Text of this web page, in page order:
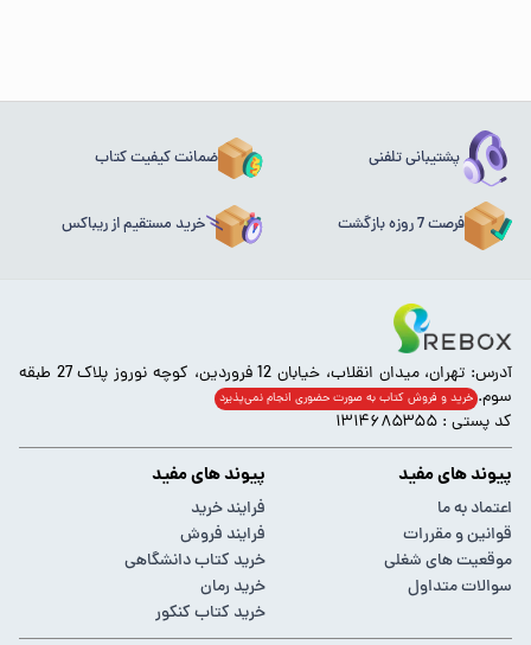
پشتیبانی تلفنی ضمانت کیفیت کتاب
فرصت 7 روزه بازگشت خرید مستقیم از ریباکس
آدرس: تهران، میدان انقلاب، خیابان 12 فروردین، کوچه نوروز پلاک 27 طبقه
سوم. خرید و فروش کتاب به صورت حضوری انجام‌ نمی‌پذیرد
کد پستی : ۱۳۱۴۶۸۵۳۵۵
پیوند های مفید
اعتماد به ما
قوانین و مقررات
موقعیت های شغلی
سوالات متداول
پیوند های مفید
فرایند خرید
فرایند فروش
خرید کتاب دانشگاهی
خرید رمان
خرید کتاب کنکور